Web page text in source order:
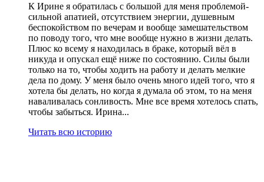
К Ирине я обратилась с большой для меня проблемой-
сильной апатией, отсутствием энергии, душевным
беспокойством по вечерам и вообще замешательством
по поводу того, что мне вообще нужно в жизни делать.
Плюс ко всему я находилась в браке, который вёл в
никуда и опускал ещё ниже по состоянию. Силы были
только на то, чтобы ходить на работу и делать мелкие
дела по дому. У меня было очень много идей того, что я
хотела бы делать, но когда я думала об этом, то на меня
наваливалась сонливость. Мне все время хотелось спать,
чтобы забыться. Ирина...
Читать всю историю